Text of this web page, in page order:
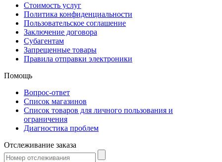
Стоимость услуг
Политика конфиденциальности
Пользовательское соглашение
Заключение договора
Субагентам
Запрещенные товары
Правила отправки электроники
Помощь
Вопрос-ответ
Список магазинов
Список товаров для личного пользования и
ограничения
Диагностика проблем
Отслеживание заказа